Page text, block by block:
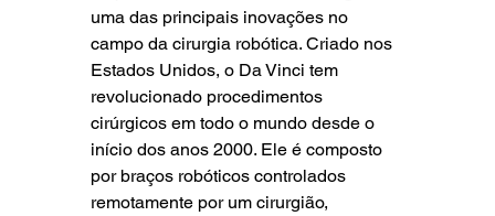
uma das principais inovações no
campo da cirurgia robótica. Criado nos
Estados Unidos, o Da Vinci tem
revolucionado procedimentos
cirúrgicos em todo o mundo desde o
início dos anos 2000. Ele é composto
por braços robóticos controlados
remotamente por um cirurgião,